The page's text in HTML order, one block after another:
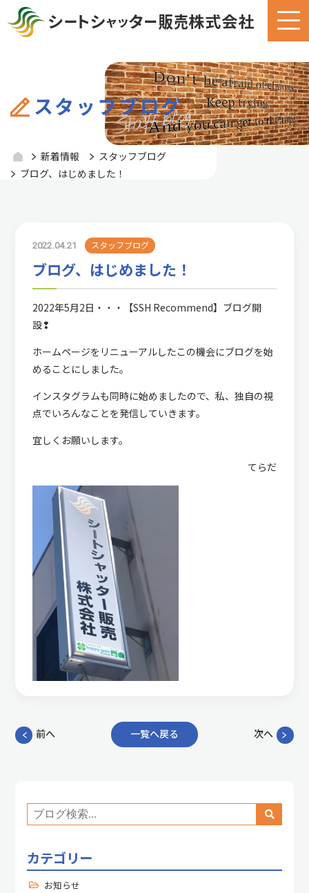
スタッフブログ
新着情報
スタッフブログ
ブログ、はじめました！
2022.04.21 スタッフブログ
ブログ、はじめました！
2022年5月2日・・・【SSH Recommend】ブログ開
設❢
ホームページをリニューアルしたこの機会にブログを始
めることにしました。
インスタグラムも同時に始めましたので、私、独自の視
点でいろんなことを発信していきます。
宜しくお願いします。
てらだ
次へ
前へ 一覧へ戻る
カテゴリー
お知らせ